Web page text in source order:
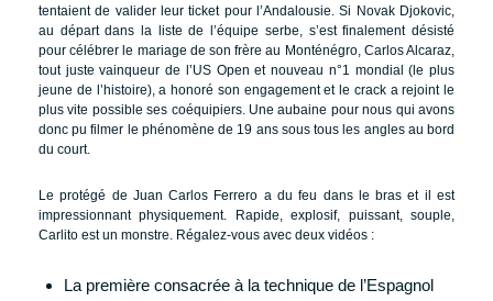
tentaient de valider leur ticket pour l’Andalousie. Si Novak Djokovic,
au départ dans la liste de l’équipe serbe, s’est finalement désisté
pour célébrer le mariage de son frère au Monténégro, Carlos Alcaraz,
tout juste vainqueur de l’US Open et nouveau n°1 mondial (le plus
jeune de l’histoire), a honoré son engagement et le crack a rejoint le
plus vite possible ses coéquipiers. Une aubaine pour nous qui avons
donc pu filmer le phénomène de 19 ans sous tous les angles au bord
du court.
Le protégé de Juan Carlos Ferrero a du feu dans le bras et il est
impressionnant physiquement. Rapide, explosif, puissant, souple,
Carlito est un monstre. Régalez-vous avec deux vidéos :
La première consacrée à la technique de l’Espagnol